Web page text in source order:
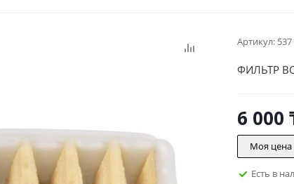
Артикул:
ФИЛЬТР
6 000
Моя цена
Есть в